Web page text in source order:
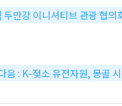
두만강 이니셔티브 관광 협의
음 : K-젖소 유전자원, 몽골